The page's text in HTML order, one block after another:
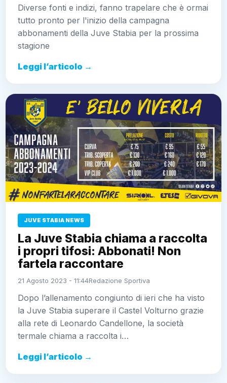
Diverse fonti e indizi, fanno trapelare che è ormai
tutto pronto per l'inizio della campagna
abbonamenti della Juve Stabia per la prossima
stagione
Leggi l’articolo →
JUVE STABIA NEWS
La Juve Stabia chiama a raccolta
i propri tifosi: Abbonati! Non
fartela raccontare
21 Agosto 2023 - 11:44Redazione Sportiva
Dopo l’allenamento congiunto di ieri che ha visto
la Juve Stabia superare il Castel Volturno grazie
alla rete di Leonardo Candellone, la società
termale chiama a raccolta i…
Leggi l’articolo →